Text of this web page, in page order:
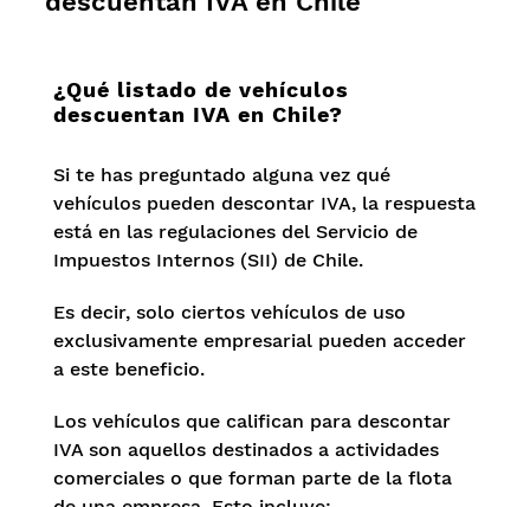
¿Qué listado de vehículos
descuentan IVA en Chile?
Si te has preguntado alguna vez qué
vehículos pueden descontar IVA, la respuesta
está en las regulaciones del Servicio de
Impuestos Internos (SII) de Chile.
Es decir, solo ciertos vehículos de uso
exclusivamente empresarial pueden acceder
a este beneficio.
Los vehículos que califican para descontar
IVA son aquellos destinados a actividades
comerciales o que forman parte de la flota